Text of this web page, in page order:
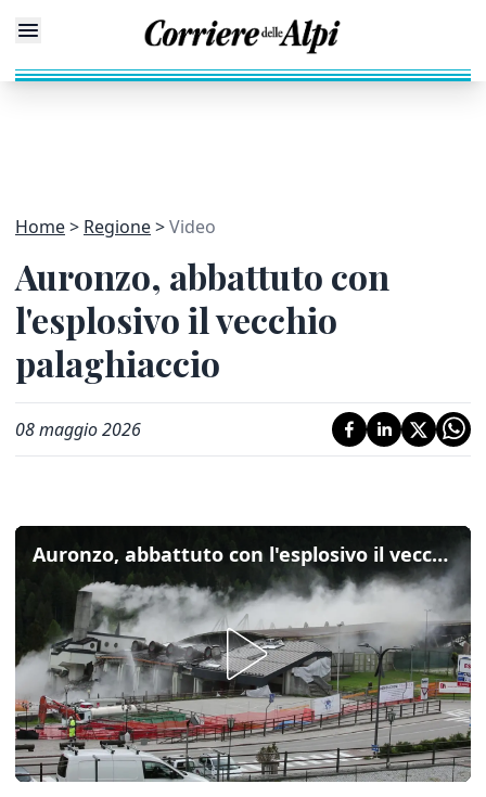
Home Regione Video
Auronzo, abbattuto con
l'esplosivo il vecchio
palaghiaccio
08 maggio 2026
Auronzo, abbattuto con l'esplosivo il vecchio palaghiaccio